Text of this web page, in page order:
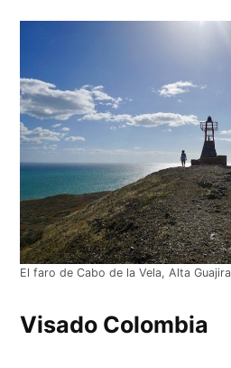
El faro de Cabo de la Vela, Alta Guajira
Visado Colombia